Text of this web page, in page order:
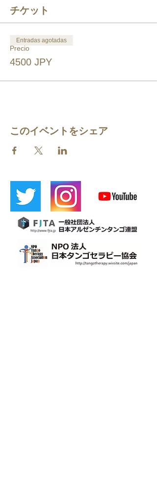
チケット
Precio
4500 JPY
Entradas agotadas
このイベントをシェア